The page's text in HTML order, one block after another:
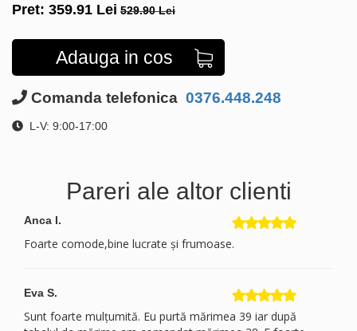
Pret: 359.91 Lei 529.90 Lei
Adauga in cos
Comanda telefonica 0376.448.248
L-V: 9:00-17:00
Pareri ale altor clienti
Anca I.
Foarte comode,bine lucrate și frumoase.
Eva S.
Sunt foarte mulțumită. Eu purtă mărimea 39 iar după